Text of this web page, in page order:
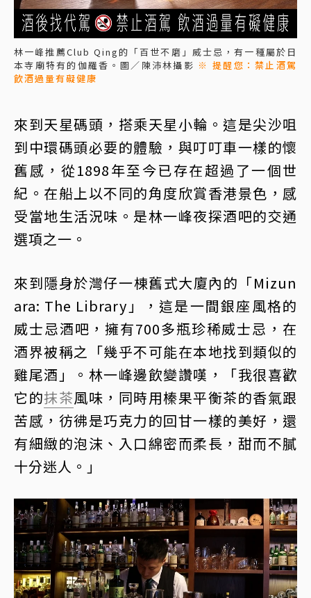
林一峰推薦Club Qing的「百世不磨」威士忌，有一種屬於日
本寺廟特有的伽羅香。圖／陳沛林攝影 ※ 提醒您：禁止酒駕
飲酒過量有礙健康
來到天星碼頭，搭乘天星小輪。這是尖沙咀
到中環碼頭必要的體驗，與叮叮車一樣的懷
舊感，從1898年至今已存在超過了一個世
紀。在船上以不同的角度欣賞香港景色，感
受當地生活況味。是林一峰夜探酒吧的交通
選項之一。
來到隱身於灣仔一棟舊式大廈內的「Mizun
ara: The Library」，這是一間銀座風格的
威士忌酒吧，擁有700多瓶珍稀威士忌，在
酒界被稱之「幾乎不可能在本地找到類似的
雞尾酒」。林一峰邊飲變讚嘆，「我很喜歡
它的抹茶風味，同時用榛果平衡茶的香氣跟
苦感，彷彿是巧克力的回甘一樣的美好，還
有細緻的泡沫、入口綿密而柔長，甜而不膩
十分迷人。」